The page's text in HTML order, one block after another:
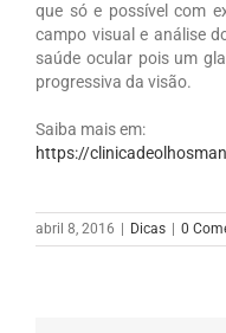
que só e possível com
campo visual e análise
saúde ocular pois um
progressiva da visão.
Saiba mais em:
https://
abril 8, 2016 Dicas 0